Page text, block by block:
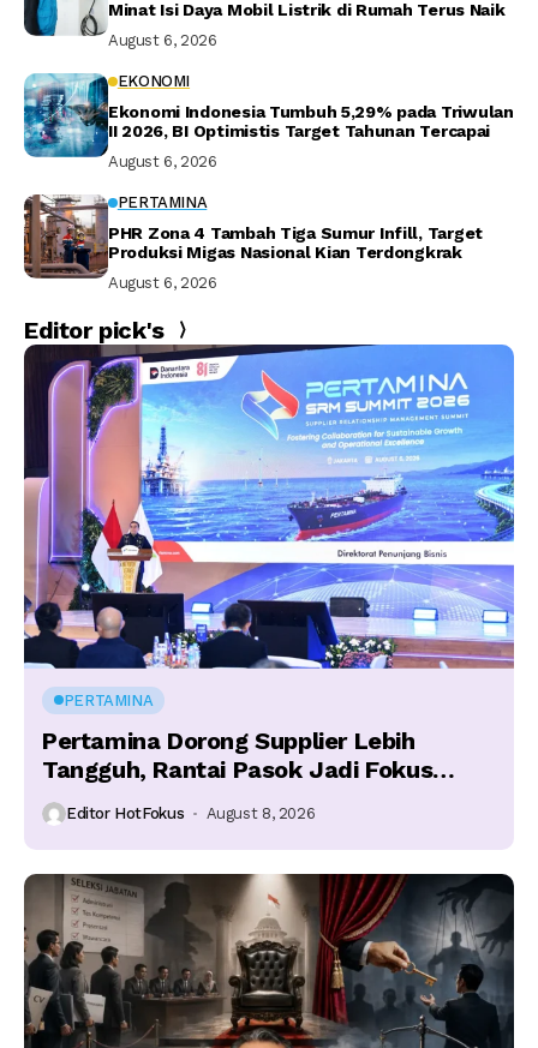
Minat Isi Daya Mobil Listrik di Rumah Terus Naik
August 6, 2026
EKONOMI
Ekonomi Indonesia Tumbuh 5,29% pada Triwulan
II 2026, BI Optimistis Target Tahunan Tercapai
August 6, 2026
PERTAMINA
PHR Zona 4 Tambah Tiga Sumur Infill, Target
Produksi Migas Nasional Kian Terdongkrak
August 6, 2026
Editor pick's
PERTAMINA
Pertamina Dorong Supplier Lebih
Tangguh, Rantai Pasok Jadi Fokus
Utama
Editor HotFokus August 8, 2026